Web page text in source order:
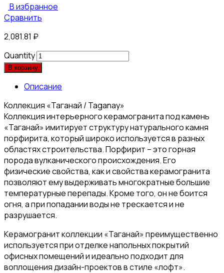
В избранное
Сравнить
2,081.81 ₽
Quantity
В корзину
Описание
Коллекция «Таганай / Taganay»
Коллекция интерьерного керамогранита под камень
«Таганай» имитирует структуру натурального камня
порфирита, который широко используется в разных
областях строительства. Порфирит – это горная
порода вулканического происхождения. Его
физические свойства, как и свойства керамогранита
позволяют ему выдерживать многократные большие
температурные перепады. Кроме того, он не боится
огня, а при попадании воды не трескается и не
разрушается.
Керамогранит коллекции «Таганай» преимущественно
используется при отделке напольных покрытий
офисных помещений и идеально подходит для
воплощения дизайн-проектов в стиле «лофт».